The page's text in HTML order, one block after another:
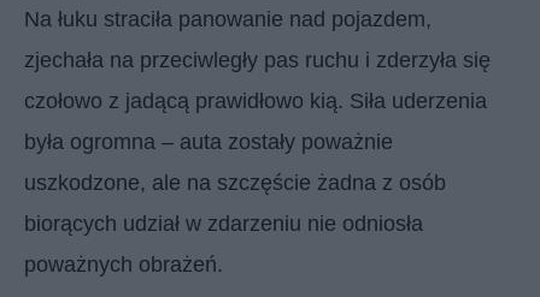
Na łuku straciła panowanie nad pojazdem,
zjechała na przeciwległy pas ruchu i zderzyła się
czołowo z jadącą prawidłowo kią. Siła uderzenia
była ogromna – auta zostały poważnie
uszkodzone, ale na szczęście żadna z osób
biorących udział w zdarzeniu nie odniosła
poważnych obrażeń.